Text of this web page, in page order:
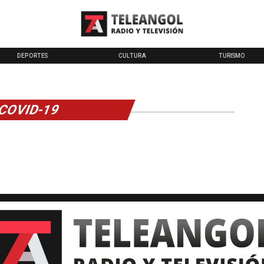
DEPORTES CULTURA TURISMO
19